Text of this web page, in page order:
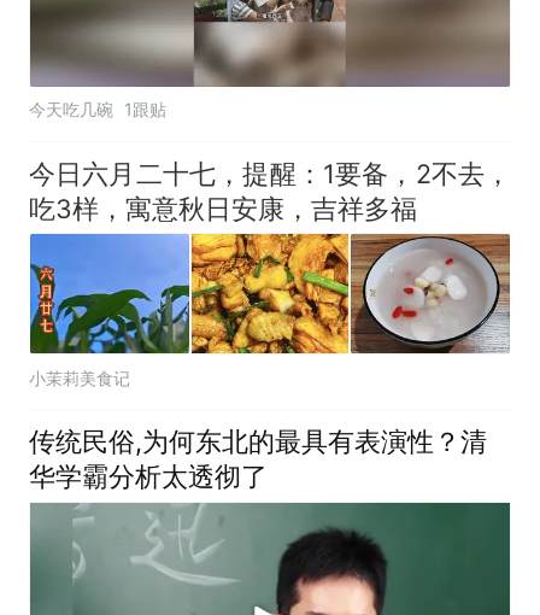
今天吃几碗 1跟贴
今日六月二十七，提醒：1要备，2不去，
吃3样，寓意秋日安康，吉祥多福
小茉莉美食记
传统民俗,为何东北的最具有表演性？清
华学霸分析太透彻了